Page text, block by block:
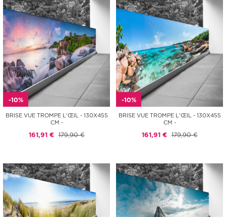
-10%
BRISE VUE TROMPE L'ŒIL - 130X455
CM -
161,91 € 179,90 €
-10%
BRISE VUE TROMPE L'ŒIL - 130X455
CM -
161,91 € 179,90 €